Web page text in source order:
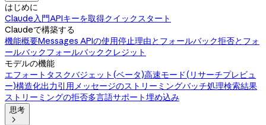
はじめに
Claude入門APIキーを取得クイックスタート
Claudeで構築する
機能概要Messages APIの使用停止理由とフォールバック拒否とフォ
ールバックフォールバッククレジット
モデルの機能
エフォート タスクバジェット(ベータ)高速モード(リサーチプレビュ
ー)構造化出力引用メッセージのストリーミングバッチ処理検索結果
ストリーミングの拒否多言語サポート埋め込み
思考
